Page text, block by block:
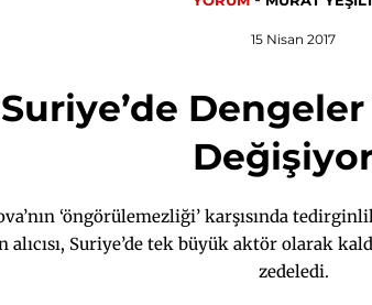
15 Nisan 2017
Suriye’de
‘öngörülemezliği’ karşısında
alıcısı, Suriye’de tek büyük aktör olarak
zedeledi.